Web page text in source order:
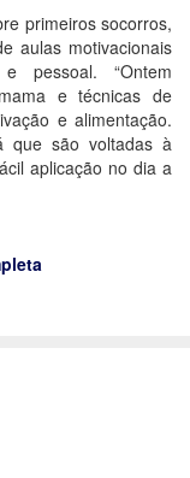
primeiros socorros,
aulas motivacionais
pessoal. “Ontem
e técnicas de
e alimentação.
que são voltadas à
aplicação no dia a